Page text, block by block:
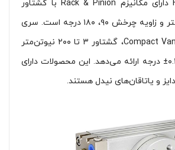
می‌شود. سری HRQ دارای مکانیزم Rack & Pinion با گشتاور
۰.۳۳ تا ۱۲۰ نیوتن‌متر و زاویه چرخش ۹۰، ۱۸۰ درجه است. سری
CRQ با تکنولوژی Compact Vane، گشتاور ۳ تا ۲۰۰ نیوتن‌متر
و دقت تکرارپذیری ۰.۱± درجه ارائه می‌دهد. این محصولات دارای
و یاتاقان‌های نیدل هستند.